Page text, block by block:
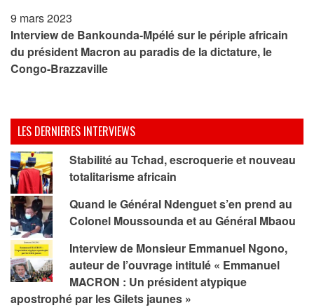
9 mars 2023
Interview de Bankounda-Mpélé sur le périple africain
du président Macron au paradis de la dictature, le
Congo-Brazzaville
LES DERNIERES INTERVIEWS
Stabilité au Tchad, escroquerie et nouveau
totalitarisme africain
Quand le Général Ndenguet s’en prend au
Colonel Moussounda et au Général Mbaou
Interview de Monsieur Emmanuel Ngono,
auteur de l’ouvrage intitulé « Emmanuel
MACRON : Un président atypique
apostrophé par les Gilets jaunes »